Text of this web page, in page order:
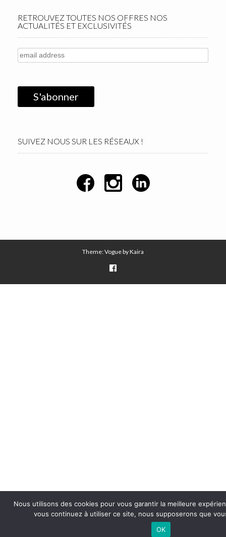
RETROUVEZ TOUTES NOS OFFRES NOS
ACTUALITÉS ET EXCLUSIVITÉS
SUIVEZ NOUS SUR LES RÉSEAUX !
Theme: Vogue byKaira
Nous utilisons des cookies pour vous garantir la meilleure
vous continuez à utiliser ce site, nous supposerons que
OK